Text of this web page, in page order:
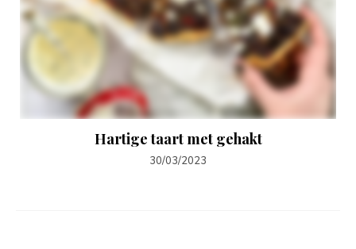
Hartige taart met gehakt
30/03/2023